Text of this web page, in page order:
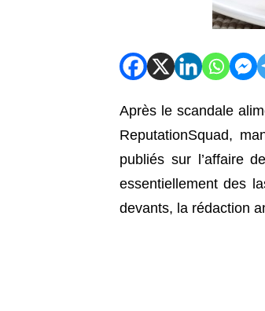
Après le scandale
ReputationSquad,
publiés sur l’affaire
essentiellement des
devants, la rédaction